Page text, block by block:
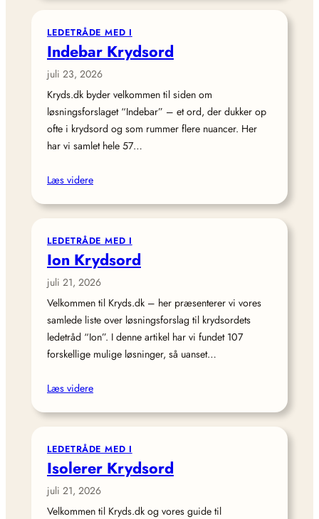
LEDETRÅDE MED I
Indebar Krydsord
juli 23, 2026
Kryds.dk byder velkommen til siden om
løsningsforslaget “Indebar” – et ord, der dukker op
ofte i krydsord og som rummer flere nuancer. Her
har vi samlet hele 57…
Læs videre
LEDETRÅDE MED I
Ion Krydsord
juli 21, 2026
Velkommen til Kryds.dk – her præsenterer vi vores
samlede liste over løsningsforslag til krydsordets
ledetråd “Ion”. I denne artikel har vi fundet 107
forskellige mulige løsninger, så uanset…
Læs videre
LEDETRÅDE MED I
Isolerer Krydsord
juli 21, 2026
Velkommen til Kryds.dk og vores guide til